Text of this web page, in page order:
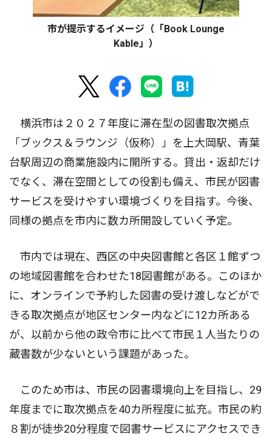
市が提示するイメージ（「Book Lounge
Kable」）
横浜市は２０２７年度に滞在型の図書取次拠点
「ブックス＆ラウンジ（仮称）」を上大岡駅、青葉
台駅周辺の商業施設内に開所する。貸出・返却だけ
でなく、滞在空間としての役割も備え、市民が図書
サービスを受けやすい環境づくりを目指す。今後、
同様の拠点を市内に数カ所開設していく予定。
市内では現在、西区の中央図書館と各区１館ずつ
の地域図書館を合わせた18図書館がある。このほか
に、オンラインで予約した図書の受け渡しなどがで
きる取次拠点が地区センター内などに12カ所ある
が、以前から他の政令市に比べて市民１人当たりの
蔵書数が少ないという課題があった。
このため市は、市民の図書環境向上を目指し、29
年度までに取次拠点を40カ所程度に拡充。市民の約
８割が徒歩20分程度で図書サービスにアクセスでき